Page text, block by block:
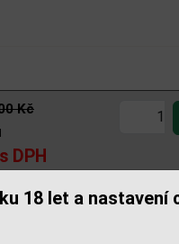
18 let a nastavení
Kč
s DPH